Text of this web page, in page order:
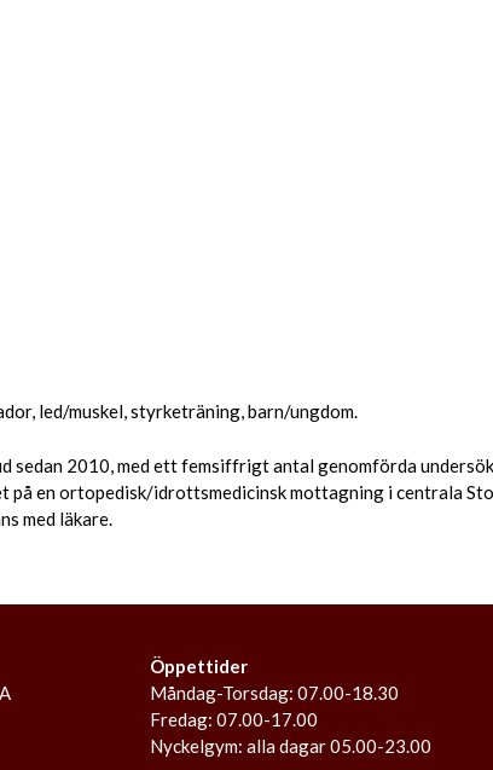
led/muskel, styrketräning, barn/ungdom.
sedan 2010, med ett femsiffrigt antal genomförda
på en ortopedisk/idrottsmedicinsk mottagning i centrala
med läkare.
Öppettider
Måndag-Torsdag: 07.00-18.30
Fredag: 07.00-17.00
Nyckelgym: alla dagar 05.00-23.00